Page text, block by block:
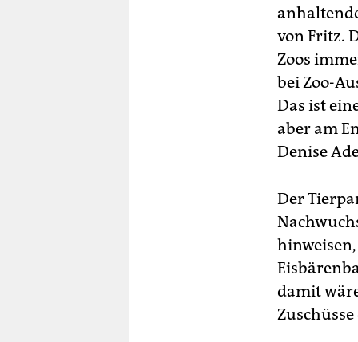
von Fritz.
Zoos
bei Zoo-
Das ist
aber am
Denise
Der
damit
Zuschüsse